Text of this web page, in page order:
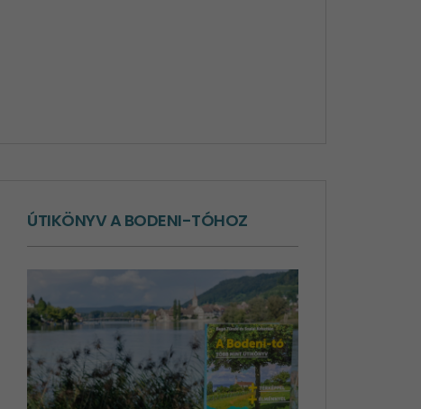
ÚTIKÖNYV A BODENI-TÓHOZ